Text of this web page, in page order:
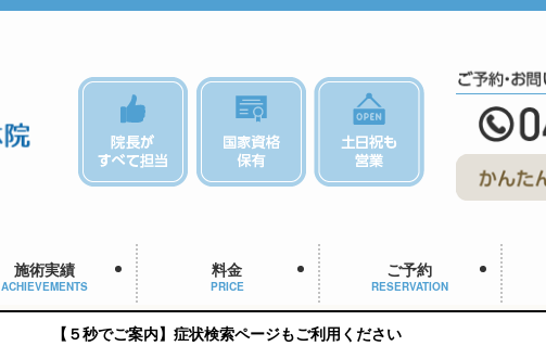
施術実績
ACHIEVEMENTS
料金
PRICE
ご予約
RESERVATION
【５秒でご案内】症状検索ページもご利用ください